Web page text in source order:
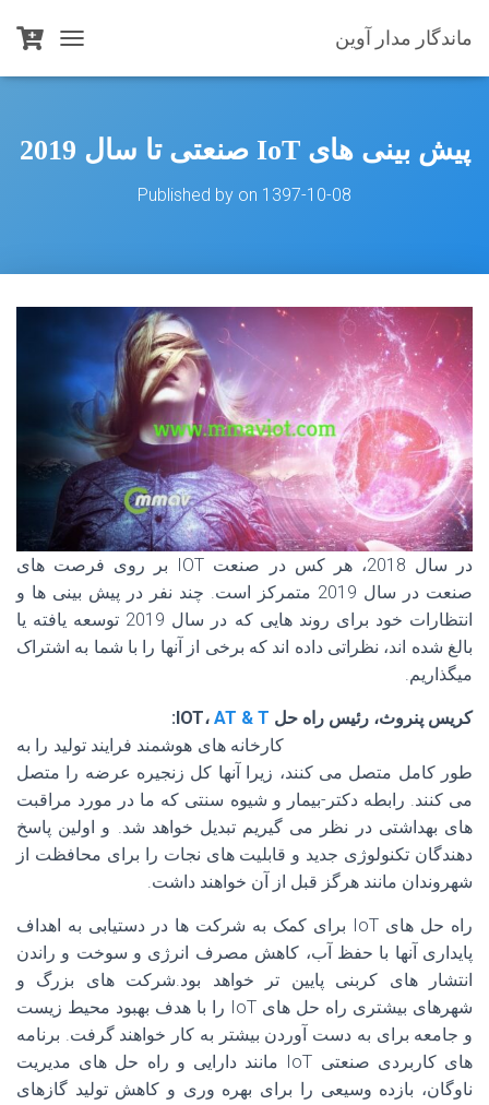
ماندگار مدار آوین
O
L
E
T
پیش بینی های IoT صنعتی تا سال 2019
Published by on 1397-10-08
در سال 2018، هر کس در صنعت IOT بر روی فرصت های
صنعت در سال 2019 متمرکز است. چند نفر در پیش بینی ها و
انتظارات خود برای روند هایی که در سال 2019 توسعه یافته یا
بالغ شده اند، نظراتی داده اند که برخی از آنها را با شما به اشتراک
میگذاریم.
کریس پنروث، رئیس راه حل IOT، AT & T
:
کارخانه های هوشمند فرایند تولید را به
طور کامل متصل می کنند، زیرا آنها کل زنجیره عرضه را متصل
می کنند. رابطه دکتر-بیمار و شیوه سنتی که ما در مورد مراقبت
های بهداشتی در نظر می گیریم تبدیل خواهد شد. و اولین پاسخ
دهندگان تکنولوژی جدید و قابلیت های نجات را برای محافظت از
شهروندان مانند هرگز قبل از آن خواهند داشت.
راه حل های IoT برای کمک به شرکت ها در دستیابی به اهداف
پایداری آنها با حفظ آب، کاهش مصرف انرژی و سوخت و راندن
انتشار های کربنی پایین تر خواهد بود.شرکت های بزرگ و
شهرهای بیشتری راه حل های IoT را با هدف بهبود محیط زیست
و جامعه برای به دست آوردن بیشتر به کار خواهند گرفت. برنامه
های کاربردی صنعتی IoT مانند دارایی و راه حل های مدیریت
ناوگان، بازده وسیعی را برای بهره وری و کاهش تولید گازهای